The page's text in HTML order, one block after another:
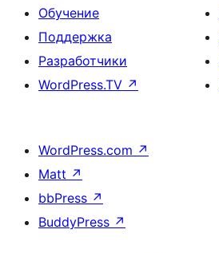
Обучение
Поддержка
Разработчики
WordPress.TV ↗
WordPress.com ↗
Matt ↗
bbPress ↗
BuddyPress ↗